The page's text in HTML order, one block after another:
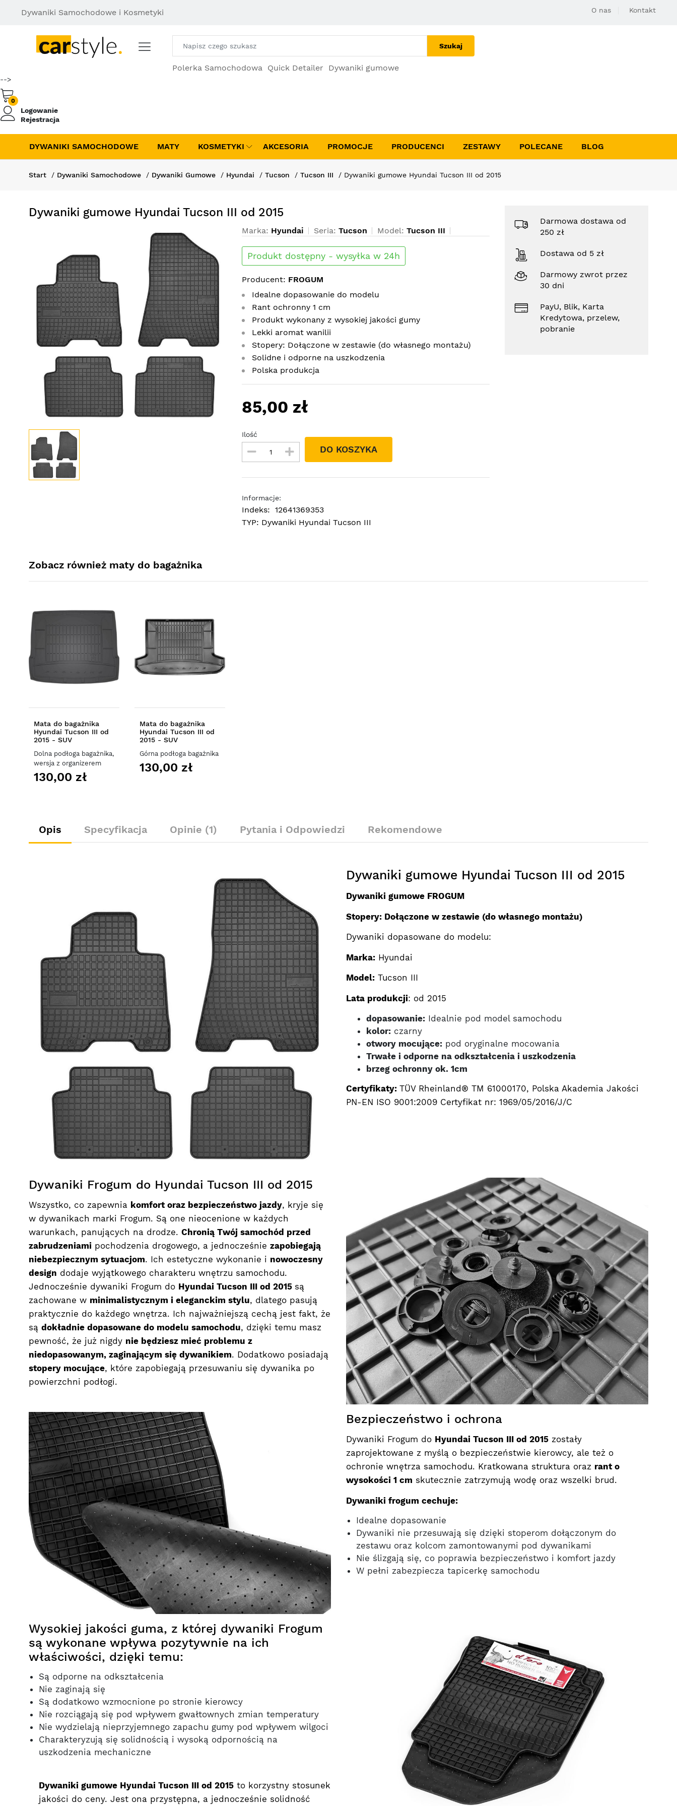
Dywaniki Samochodowe i Kosmetyki O nas Kontakt
Szukaj
Polerka Samochodowa Quick Detailer Dywaniki gumowe
-->
0
Logowanie
Rejestracja
DYWANIKI SAMOCHODOWE MATY KOSMETYKI AKCESORIA PROMOCJE PRODUCENCI ZESTAWY POLECANE BLOG
Start Dywaniki Samochodowe Dywaniki Gumowe Hyundai Tucson Tucson III Dywaniki gumowe Hyundai Tucson III od 2015
Dywaniki gumowe Hyundai Tucson III od 2015
Marka: Hyundai Seria: Tucson Model: Tucson III
Produkt dostępny - wysyłka w 24h
Producent: FROGUM
Idealne dopasowanie do modelu
Rant ochronny 1 cm
Produkt wykonany z wysokiej jakości gumy
Lekki aromat wanilii
Stopery: Dołączone w zestawie (do własnego montażu)
Solidne i odporne na uszkodzenia
Polska produkcja
85,00 zł
Ilość
DO KOSZYKA
Informacje:
Indeks: 12641369353
TYP: Dywaniki Hyundai Tucson III
Darmowa dostawa od
250 zł
Dostawa od 5 zł
Darmowy zwrot przez
30 dni
PayU, Blik, Karta
Kredytowa, przelew,
pobranie
Zobacz również maty do bagażnika
Mata do bagażnika
Hyundai Tucson III od
2015 - SUV
Dolna podłoga bagażnika,
wersja z organizerem
130,00 zł
Mata do bagażnika
Hyundai Tucson III od
2015 - SUV
Górna podłoga bagażnika
130,00 zł
Opis Specyfikacja Opinie (1) Pytania i Odpowiedzi Rekomendowe
Dywaniki gumowe Hyundai Tucson III od 2015
Dywaniki gumowe FROGUM
Stopery: Dołączone w zestawie (do własnego montażu)
Dywaniki dopasowane do modelu:
Marka: Hyundai
Model: Tucson III
Lata produkcji: od 2015
dopasowanie: Idealnie pod model samochodu
kolor: czarny
otwory mocujące: pod oryginalne mocowania
Trwałe i odporne na odkształcenia i uszkodzenia
brzeg ochronny ok. 1cm
Certyfikaty: TÜV Rheinland® TM 61000170, Polska Akademia Jakości
PN-EN ISO 9001:2009 Certyfikat nr: 1969/05/2016/J/C
Dywaniki Frogum do Hyundai Tucson III od 2015
Wszystko, co zapewnia komfort oraz bezpieczeństwo jazdy, kryje się
w dywanikach marki Frogum. Są one nieocenione w każdych
warunkach, panujących na drodze. Chronią Twój samochód przed
zabrudzeniami pochodzenia drogowego, a jednocześnie zapobiegają
niebezpiecznym sytuacjom. Ich estetyczne wykonanie i nowoczesny
design dodaje wyjątkowego charakteru wnętrzu samochodu.
Jednocześnie dywaniki Frogum do Hyundai Tucson III od 2015 są
zachowane w minimalistycznym i eleganckim stylu, dlatego pasują
praktycznie do każdego wnętrza. Ich najważniejszą cechą jest fakt, że
są dokładnie dopasowane do modelu samochodu, dzięki temu masz
pewność, że już nigdy nie będziesz mieć problemu z
niedopasowanym, zaginającym się dywanikiem. Dodatkowo posiadają
stopery mocujące, które zapobiegają przesuwaniu się dywanika po
powierzchni podłogi.
Bezpieczeństwo i ochrona
Dywaniki Frogum do Hyundai Tucson III od 2015 zostały
zaprojektowane z myślą o bezpieczeństwie kierowcy, ale też o
ochronie wnętrza samochodu. Kratkowana struktura oraz rant o
wysokości 1 cm skutecznie zatrzymują wodę oraz wszelki brud.
Dywaniki frogum cechuje:
Idealne dopasowanie
Dywaniki nie przesuwają się dzięki stoperom dołączonym do
zestawu oraz kolcom zamontowanymi pod dywanikami
Nie ślizgają się, co poprawia bezpieczeństwo i komfort jazdy
W pełni zabezpiecza tapicerkę samochodu
Wysokiej jakości guma, z której dywaniki Frogum
są wykonane wpływa pozytywnie na ich
właściwości, dzięki temu:
Są odporne na odkształcenia
Nie zaginają się
Są dodatkowo wzmocnione po stronie kierowcy
Nie rozciągają się pod wpływem gwałtownych zmian temperatury
Nie wydzielają nieprzyjemnego zapachu gumy pod wpływem wilgoci
Charakteryzują się solidnością i wysoką odpornością na
uszkodzenia mechaniczne
Dywaniki gumowe Hyundai Tucson III od 2015 to korzystny stosunek
jakości do ceny. Jest ona przystępna, a jednocześnie solidność